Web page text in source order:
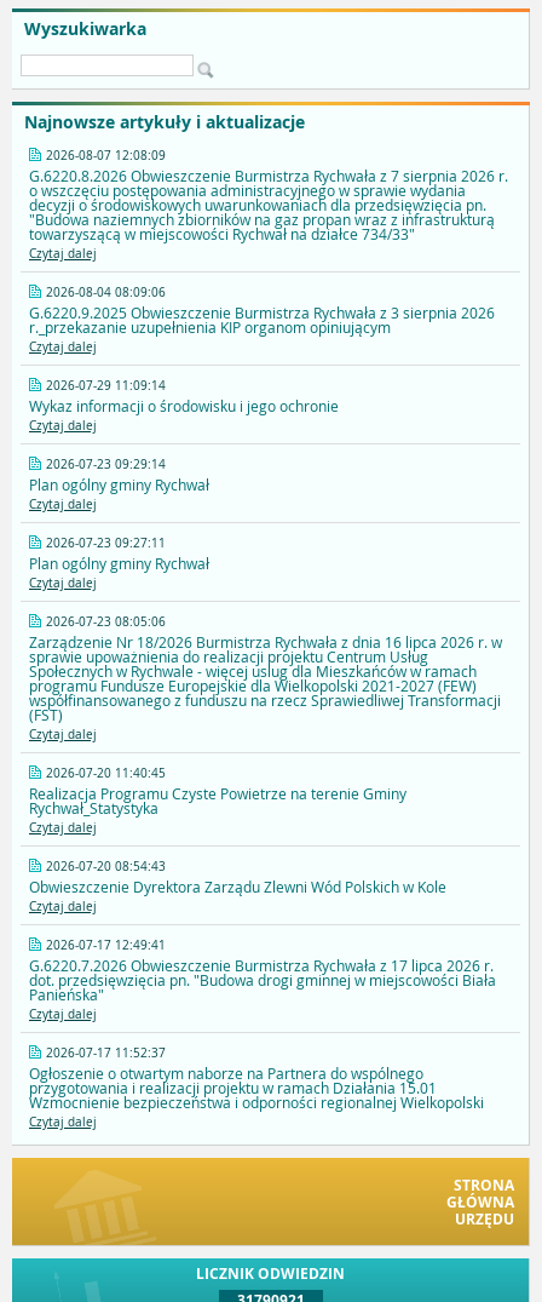
Wyszukiwarka
Najnowsze artykuły i aktualizacje
2026-08-07 12:08:09
G.6220.8.2026 Obwieszczenie Burmistrza Rychwała z 7 sierpnia 2026 r.
o wszczęciu postępowania administracyjnego w sprawie wydania
decyzji o środowiskowych uwarunkowaniach dla przedsięwzięcia pn.
"Budowa naziemnych zbiorników na gaz propan wraz z infrastrukturą
towarzyszącą w miejscowości Rychwał na działce 734/33"
Czytaj dalej
2026-08-04 08:09:06
G.6220.9.2025 Obwieszczenie Burmistrza Rychwała z 3 sierpnia 2026
r._przekazanie uzupełnienia KIP organom opiniującym
Czytaj dalej
2026-07-29 11:09:14
Wykaz informacji o środowisku i jego ochronie
Czytaj dalej
2026-07-23 09:29:14
Plan ogólny gminy Rychwał
Czytaj dalej
2026-07-23 09:27:11
Plan ogólny gminy Rychwał
Czytaj dalej
2026-07-23 08:05:06
Zarządzenie Nr 18/2026 Burmistrza Rychwała z dnia 16 lipca 2026 r. w
sprawie upoważnienia do realizacji projektu Centrum Usług
Społecznych w Rychwale - więcej uslug dla Mieszkańców w ramach
programu Fundusze Europejskie dla Wielkopolski 2021-2027 (FEW)
współfinansowanego z funduszu na rzecz Sprawiedliwej Transformacji
(FST)
Czytaj dalej
2026-07-20 11:40:45
Realizacja Programu Czyste Powietrze na terenie Gminy
Rychwał_Statystyka
Czytaj dalej
2026-07-20 08:54:43
Obwieszczenie Dyrektora Zarządu Zlewni Wód Polskich w Kole
Czytaj dalej
2026-07-17 12:49:41
G.6220.7.2026 Obwieszczenie Burmistrza Rychwała z 17 lipca 2026 r.
dot. przedsięwzięcia pn. "Budowa drogi gminnej w miejscowości Biała
Panieńska"
Czytaj dalej
2026-07-17 11:52:37
Ogłoszenie o otwartym naborze na Partnera do wspólnego
przygotowania i realizacji projektu w ramach Działania 15.01
Wzmocnienie bezpieczeństwa i odporności regionalnej Wielkopolski
Czytaj dalej
STRONA
GŁÓWNA
URZĘDU
LICZNIK ODWIEDZIN